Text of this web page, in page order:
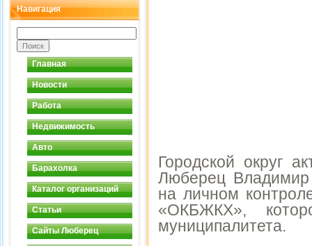
Навигация
Главная
Новости
Работа
Недвижимость
Авто
Барахолка
Каталог организаций
Статьи
Сайты Люберец
Городской округ
Люберец Владимир
на личном
«ОКБЖКХ»,
муниципалитета.